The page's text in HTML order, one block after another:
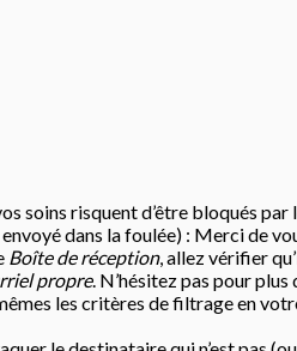
soins risquent d’être bloqués
dans la foulée) : Merci de
Boîte de réception, allez vérifier
propre. N’hésitez pas pour
les critères de filtrage en